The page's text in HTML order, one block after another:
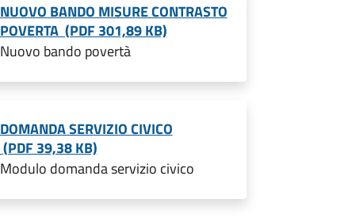
NUOVO BANDO MISURE CONTRASTO
POVERTA (PDF 301,89 KB)
Nuovo bando povertà
DOMANDA SERVIZIO CIVICO
(PDF 39,38 KB)
Modulo domanda servizio civico